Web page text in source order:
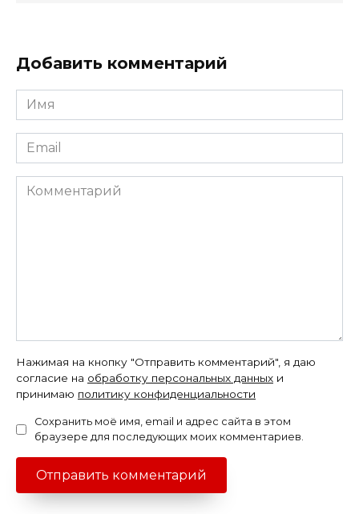
Добавить комментарий
Имя
*
Email
*
Комментарий
Нажимая на кнопку "Отправить комментарий", я даю
согласие на обработку персональных данных и
принимаю политику конфиденциальности
Сохранить моё имя, email и адрес сайта в этом
браузере для последующих моих комментариев.